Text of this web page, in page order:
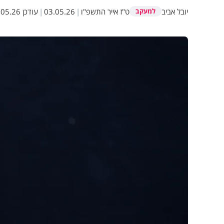
יובל אביב למעקב ט"ז אייר התשפ"ו |
03.05.26
| עודכן 13:25